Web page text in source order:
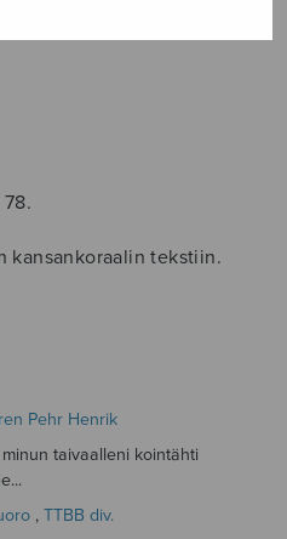
kansankoraalin tekstiin.
Pehr Henrik
taivaalleni kointähti
, TTBB div.